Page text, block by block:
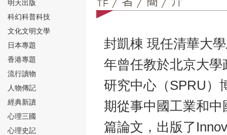
⑬
⑭
明天出版
科幻科普科技
文化文明文學
日本專題
香港專題
流行讀物
人物傳記
經典新讀
心理三國
心理史記
封凱棟 現任清華大
年曾任教於北京大
研究中心（SPRU）
期從事中國工業和
篇論文，出版了